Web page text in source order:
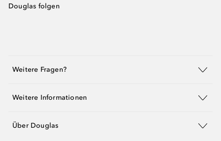
Douglas folgen
Weitere Fragen?
Weitere Informationen
Über Douglas